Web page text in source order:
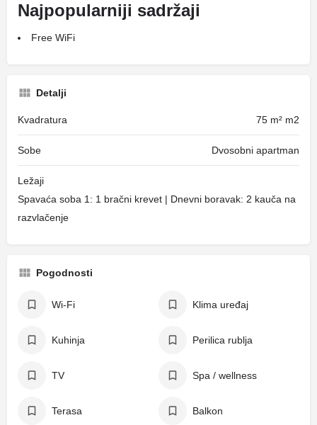
Najpopularniji sadržaji
Free WiFi
Detalji
Kvadratura 75 m² m2
Sobe Dvosobni apartman
Ležaji
Spavaća soba 1: 1 bračni krevet | Dnevni boravak: 2 kauča na
razvlačenje
Pogodnosti
Wi-Fi Klima uređaj
Kuhinja Perilica rublja
TV Spa / wellness
Terasa Balkon